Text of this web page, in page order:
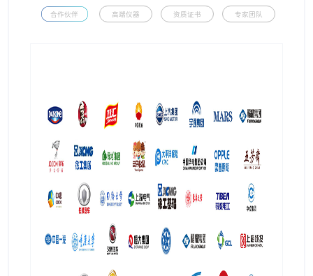
合作伙伴 高端仪器 资质证书 专家团队